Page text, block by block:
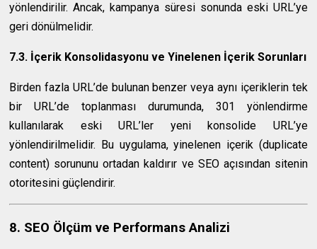
yönlendirilir. Ancak, kampanya süresi sonunda eski URL’ye
geri dönülmelidir.
7.3. İçerik Konsolidasyonu ve Yinelenen İçerik Sorunları
Birden fazla URL’de bulunan benzer veya aynı içeriklerin tek
bir URL’de toplanması durumunda, 301 yönlendirme
kullanılarak eski URL’ler yeni konsolide URL’ye
yönlendirilmelidir. Bu uygulama, yinelenen içerik (duplicate
content) sorununu ortadan kaldırır ve SEO açısından sitenin
otoritesini güçlendirir.
8. SEO Ölçüm ve Performans Analizi